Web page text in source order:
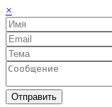
×
Отправить